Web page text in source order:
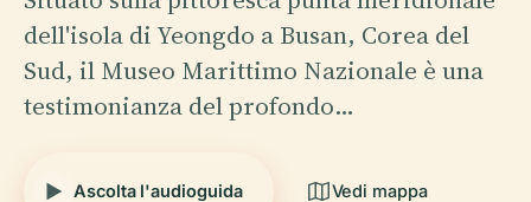
dell'isola di Yeongdo a Busan, Corea del
Sud, il Museo Marittimo Nazionale è una
testimonianza del profondo…
Ascolta l'audioguida Vedi mappa